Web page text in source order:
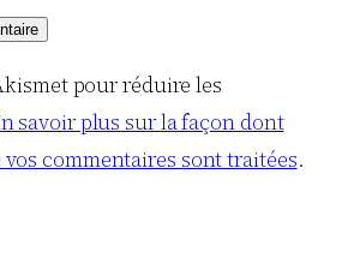
pour réduire les
savoir plus sur la façon dont
vos commentaires sont traitées.